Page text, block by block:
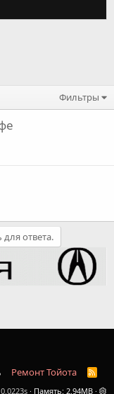
Фильтры
для ответа.
Ремонт Тойота
R
S
S
0.0223s Память 2.94MB